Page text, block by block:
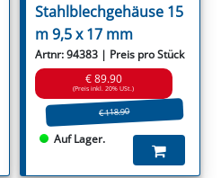
Stahlblechgehäuse 15
m 9,5 x 17 mm
Artnr: 94383 | Preis pro Stück
€ 89.90
(Preis inkl. 20% USt.)
€ 118.90
Auf Lager.